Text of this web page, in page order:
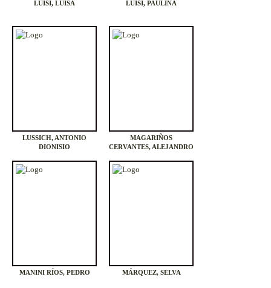
LUISI, LUISA LUISI, PAULINA
LUSSICH, ANTONIO
DIONISIO
MAGARIÑOS
CERVANTES, ALEJANDRO
MANINI RÍOS, PEDRO MÁRQUEZ, SELVA